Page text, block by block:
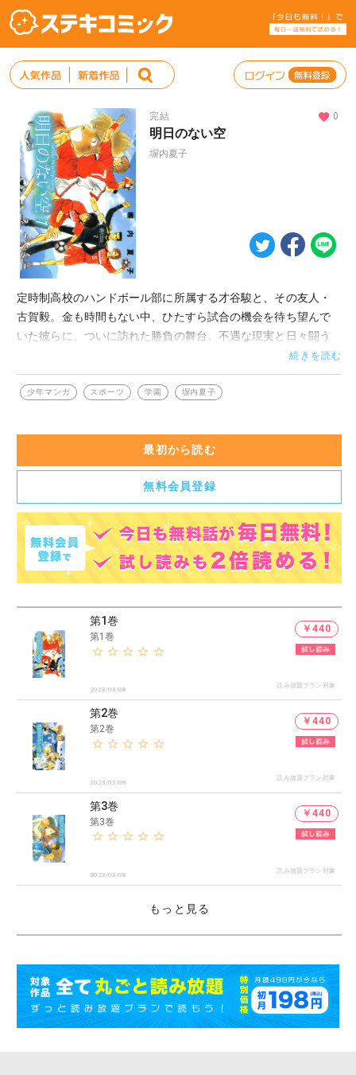
完結 0
明日のない空
塀内夏子
定時制高校のハンドボール部に所属する才谷駿と、その友人・
古賀毅。金も時間もない中、ひたすら試合の機会を待ち望んで
いた彼らに、ついに訪れた勝負の舞台。不遇な現実と日々闘う
彼らが、強豪高を相手に躍動する! 『オフサイド』『Jドリー
ム』の塀内夏子が描く青春ドラマ、番外編も収録!!
続きを読む
少年マンガ スポーツ 学園 塀内夏子
最初から読む
無料会員登録
第1巻
第1巻
2023/03/08
￥440
読み放題プラン対象
第2巻
第2巻
2023/03/08
￥440
読み放題プラン対象
第3巻
第3巻
2023/03/08
￥440
読み放題プラン対象
もっと見る